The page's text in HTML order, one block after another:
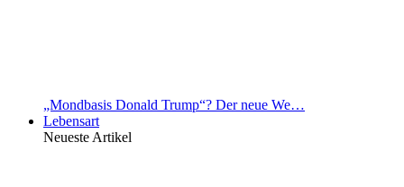
„Mondbasis Donald Trump“? Der neue We…
Lebensart
Neueste Artikel